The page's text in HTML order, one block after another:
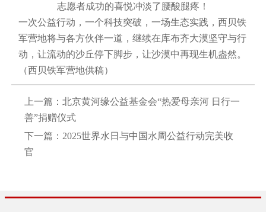
志愿者成功的喜悦冲淡了腰酸腿疼！
一次公益行动，一个科技突破，一场生态实践，西贝铁
军营地将与各方伙伴一道，继续在库布齐大漠坚守与行
动，让流动的沙丘停下脚步，让沙漠中再现生机盎然。
（西贝铁军营地供稿）
上一篇： 北京黄河缘公益基金会“热爱母亲河 日行一
善”捐赠仪式
下一篇： 2025世界水日与中国水周公益行动完美收
官